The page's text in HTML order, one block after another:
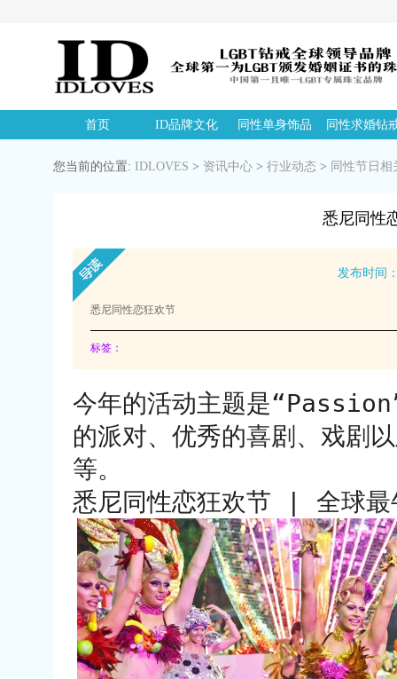
首页 ID品牌文化 同性单身饰品 同性求婚钻
您当前的位置: IDLOVES > 资讯中心 > 行业动态 > 同性节日相
悉尼同性
发布时间
悉尼同性恋狂欢节
标签：
今年的活动主题是
的派对、优秀的喜剧、戏剧
等。
悉尼同性恋狂欢节 | 全球最